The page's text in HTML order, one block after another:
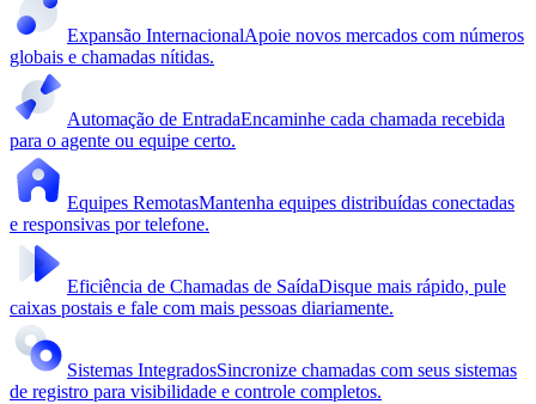
Expansão InternacionalApoie novos mercados com números
globais e chamadas nítidas.
Automação de EntradaEncaminhe cada chamada recebida
para o agente ou equipe certo.
Equipes RemotasMantenha equipes distribuídas conectadas
e responsivas por telefone.
Eficiência de Chamadas de SaídaDisque mais rápido, pule
caixas postais e fale com mais pessoas diariamente.
Sistemas IntegradosSincronize chamadas com seus sistemas
de registro para visibilidade e controle completos.